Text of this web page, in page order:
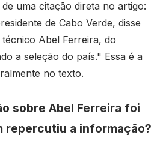
uma citação direta no artigo:
de Cabo Verde, disse
Abel Ferreira, do
a seleção do país." Essa é a
no texto.
sobre Abel Ferreira foi
repercutiu a informação?